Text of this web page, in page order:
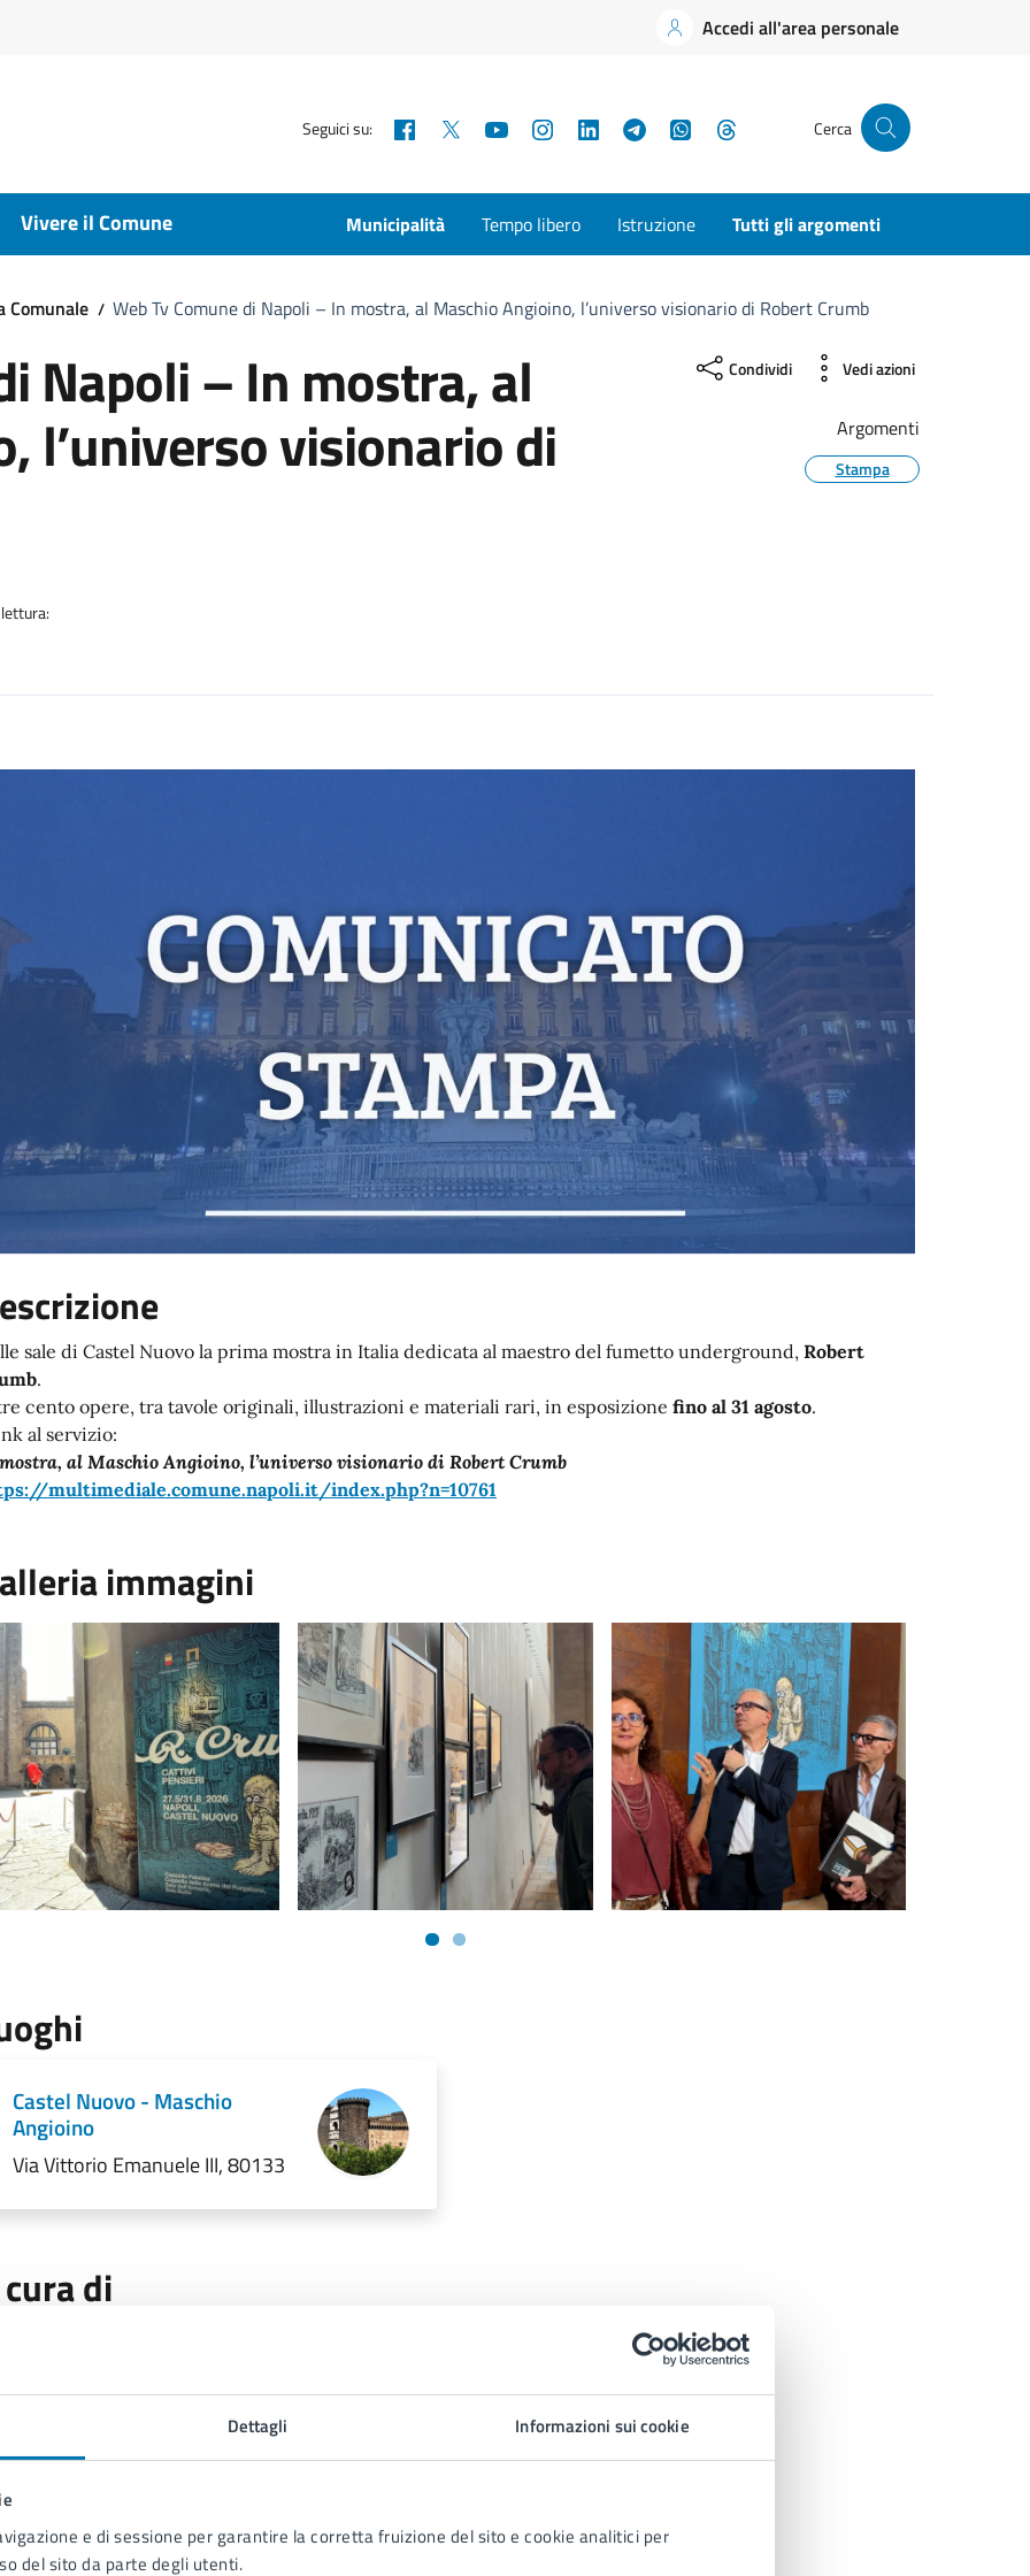
Dettagli Informazioni sui cookie
e di sessione per garantire la corretta fruizione del sito e cookie analitici per
del sito da parte degli utenti.
Accedi all'area personale
Seguici su: Facebook YouTubeInstagramLinkedInTelegramWhatsApp Cerca
Vivere il Comune Municipalità Tempo libero Istruzione Tutti gli argomenti
Comunale Web Tv Comune di Napoli – In mostra, al Maschio Angioino, l’universo visionario di Robert Crumb
Napoli – In mostra, al
l’universo visionario di
Condividi Vedi azioni
Argomenti
Stampa
sale di Castel Nuovo la prima mostra in Italia dedicata al maestro del fumetto underground, Robert
.
cento opere, tra tavole originali, illustrazioni e materiali rari, in esposizione fino al 31 agosto.
al servizio:
al Maschio Angioino, l’universo visionario di Robert Crumb
multimediale.comune.napoli.it/index.php?n=10761
immagini
Castel Nuovo - Maschio
Angioino
Via Vittorio Emanuele III, 80133
di
Piazza Municipio 22, 80133